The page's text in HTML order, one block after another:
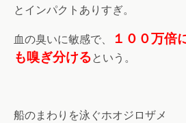
とインパクトありすぎ。
血の臭いに敏感で、
１００万倍
も嗅ぎ分けるという。
船のまわりを泳ぐホオジロザメ